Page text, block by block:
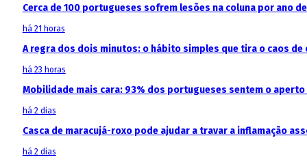
Cerca de 100 portugueses sofrem lesões na coluna por ano
há 21 horas
A regra dos dois minutos: o hábito simples que tira o caos de
há 23 horas
Mobilidade mais cara: 93% dos portugueses sentem o
há 2 dias
Casca de maracujá-roxo pode ajudar a travar a inflamação
há 2 dias